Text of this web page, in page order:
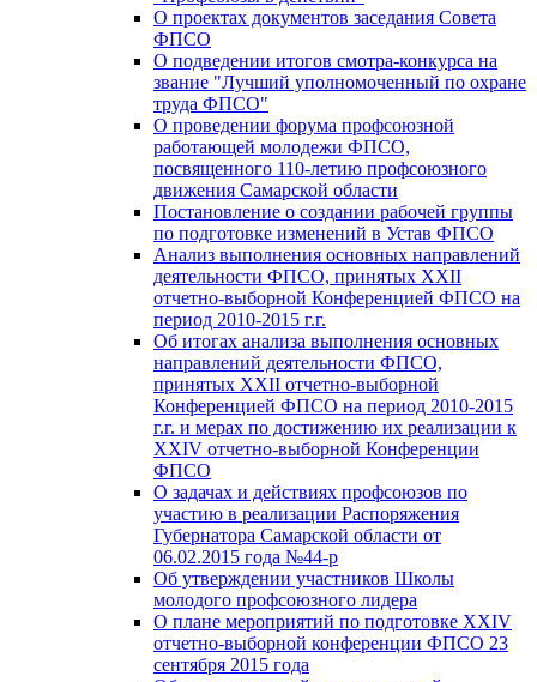
О проектах документов заседания Совета
ФПСО
О подведении итогов смотра-конкурса на
звание "Лучший уполномоченный по охране
труда ФПСО"
О проведении форума профсоюзной
работающей молодежи ФПСО,
посвященного 110-летию профсоюзного
движения Самарской области
Постановление о создании рабочей группы
по подготовке изменений в Устав ФПСО
Анализ выполнения основных направлений
деятельности ФПСО, принятых XXII
отчетно-выборной Конференцией ФПСО на
период 2010-2015 г.г.
Об итогах анализа выполнения основных
направлений деятельности ФПСО,
принятых XXII отчетно-выборной
Конференцией ФПСО на период 2010-2015
г.г. и мерах по достижению их реализации к
XXIV отчетно-выборной Конференции
ФПСО
О задачах и действиях профсоюзов по
участию в реализации Распоряжения
Губернатора Самарской области от
06.02.2015 года №44-р
Об утверждении участников Школы
молодого профсоюзного лидера
О плане мероприятий по подготовке XXIV
отчетно-выборной конференции ФПСО 23
сентября 2015 года